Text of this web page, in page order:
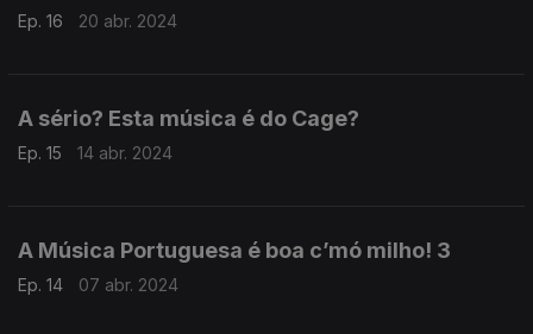
Ep. 16 20 abr. 2024
A sério? Esta música é do Cage?
Ep. 15 14 abr. 2024
A Música Portuguesa é boa c’mó milho! 3
Ep. 14 07 abr. 2024